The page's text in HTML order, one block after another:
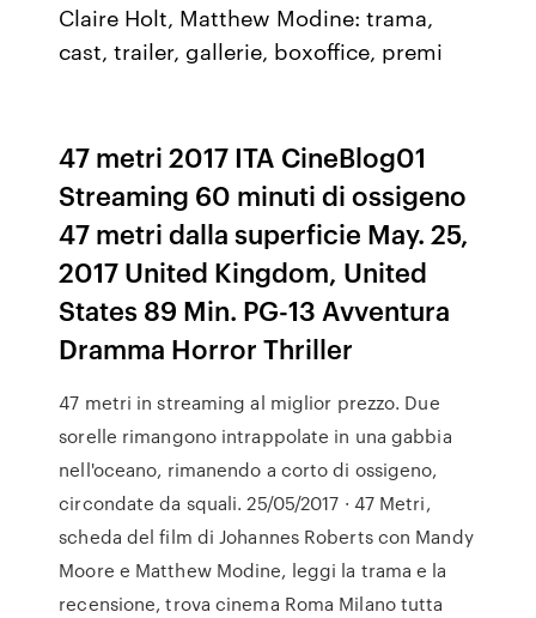
Claire Holt, Matthew Modine: trama,
cast, trailer, gallerie, boxoffice, premi
47 metri 2017 ITA CineBlog01
Streaming 60 minuti di ossigeno
47 metri dalla superficie May. 25,
2017 United Kingdom, United
States 89 Min. PG-13 Avventura
Dramma Horror Thriller
47 metri in streaming al miglior prezzo. Due
sorelle rimangono intrappolate in una gabbia
nell'oceano, rimanendo a corto di ossigeno,
circondate da squali. 25/05/2017 · 47 Metri,
scheda del film di Johannes Roberts con Mandy
Moore e Matthew Modine, leggi la trama e la
recensione, trova cinema Roma Milano tutta